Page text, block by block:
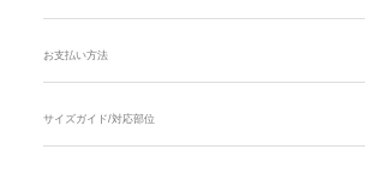
お支払い方法
サイズガイド/対応部位